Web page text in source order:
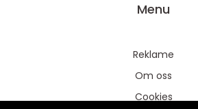
Menu
Reklame
Om oss
Cookies